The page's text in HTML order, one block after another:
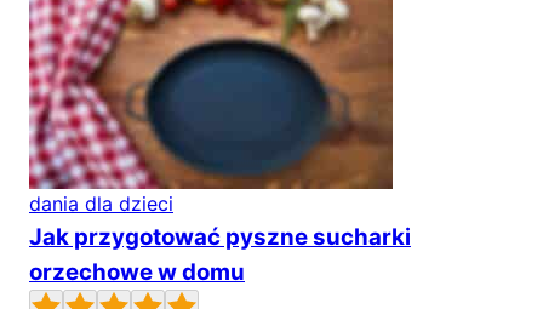
dania dla dzieci
Jak przygotować pyszne sucharki
orzechowe w domu